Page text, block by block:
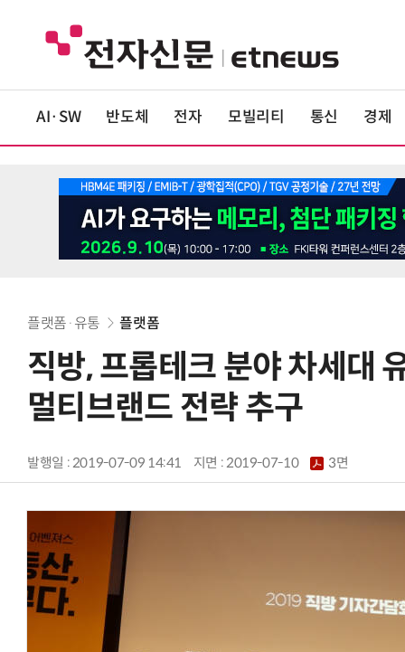
AI·SW 반도체 전자 모빌리티 통신 경제
플랫폼·유통 플랫폼
직방, 프롭테크 분야 차세대
멀티브랜드 전략 추구
발행일 : 2019-07-09 14:41 지면 :2019-07-10 3면